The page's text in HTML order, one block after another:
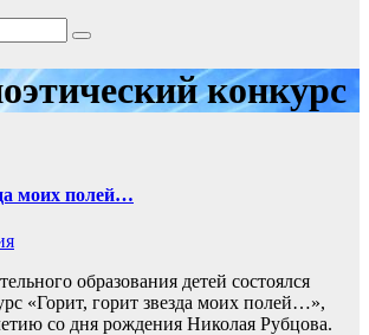
конкурс
моих полей…
образования детей состоялся
«Горит, горит звезда моих полей…»,
со дня рождения Николая Рубцова.